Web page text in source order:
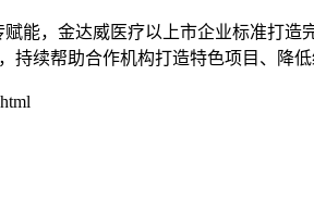
能，金达威医疗以上市企业标准打
持续帮助合作机构打造特色项目、降